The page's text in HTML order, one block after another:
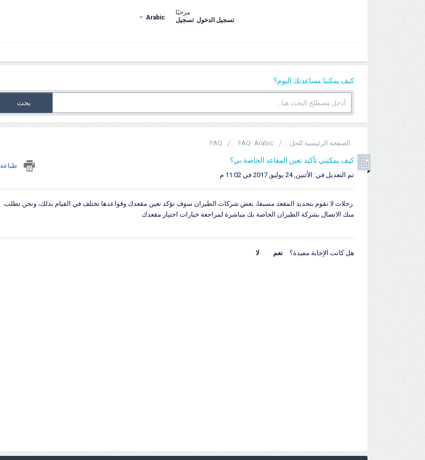
Arabic
مرحبًا
تسجيل الدخول تسجيل
كيف يمكننا مساعدتك اليوم؟
بحث
الصفحة الرئيسية للحل FAQ- Arabic
FAQ
كيف يمكنني تأكيد تعين المقاعد الخاصة بي؟
طباعة
تم التعديل في: الأثنين, 24 يوليو, 2017 في 11:02 م
.رحلات لا تقوم بتحديد المقعد مسبقا، بعض شركات الطيران سوف تؤكد تعين مقعدك وقواعدها تختلف في القيام بذلك، ونحن نطلب
منك الاتصال بشركة الطيران الخاصة بك مباشرة لمراجعة خيارات اختيار مقعدك
هل كانت الإجابة مفيدة؟ نعم لا